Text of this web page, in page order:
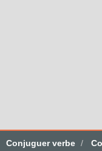
Conjuguer verbe